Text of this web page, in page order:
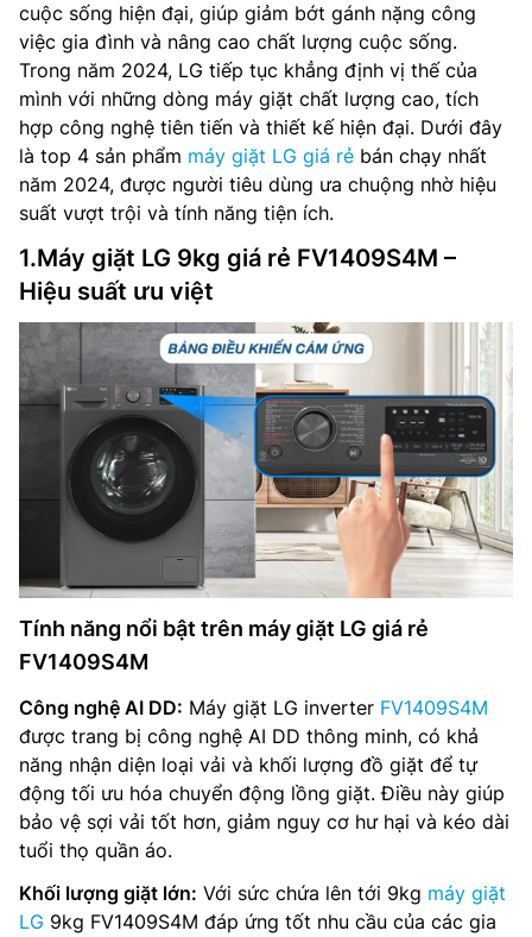
cuộc sống hiện đại, giúp giảm bớt gánh nặng công
việc gia đình và nâng cao chất lượng cuộc sống.
Trong năm 2024, LG tiếp tục khẳng định vị thế của
mình với những dòng máy giặt chất lượng cao, tích
hợp công nghệ tiên tiến và thiết kế hiện đại. Dưới đây
là top 4 sản phẩm máy giặt LG giá rẻ bán chạy nhất
năm 2024, được người tiêu dùng ưa chuộng nhờ hiệu
suất vượt trội và tính năng tiện ích.
1.Máy giặt LG 9kg giá rẻ FV1409S4M –
Hiệu suất ưu việt
Tính năng nổi bật trên máy giặt LG giá rẻ
FV1409S4M
Công nghệ AI DD: Máy giặt LG inverter FV1409S4M
được trang bị công nghệ AI DD thông minh, có khả
năng nhận diện loại vải và khối lượng đồ giặt để tự
động tối ưu hóa chuyển động lồng giặt. Điều này giúp
bảo vệ sợi vải tốt hơn, giảm nguy cơ hư hại và kéo dài
tuổi thọ quần áo.
Khối lượng giặt lớn: Với sức chứa lên tới 9kg máy giặt
LG 9kg FV1409S4M đáp ứng tốt nhu cầu của các gia